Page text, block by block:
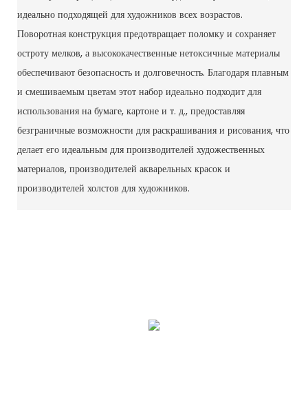
идеально подходящей для художников всех возрастов.
Поворотная конструкция предотвращает поломку и сохраняет
остроту мелков, а высококачественные нетоксичные материалы
обеспечивают безопасность и долговечность. Благодаря плавным
и смешиваемым цветам этот набор идеально подходит для
использования на бумаге, картоне и т. д., предоставляя
безграничные возможности для раскрашивания и рисования, что
делает его идеальным для производителей художественных
материалов, производителей акварельных красок и
производителей холстов для художников.